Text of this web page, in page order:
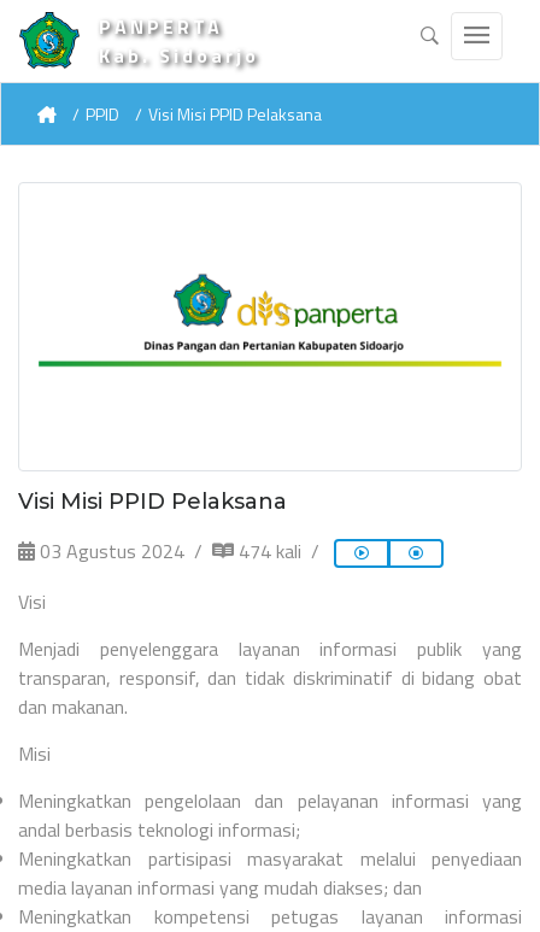
PANPERTA
Kab. Sidoarjo
PPID Visi Misi PPID Pelaksana
Visi Misi PPID Pelaksana
03 Agustus 2024
474 kali
Visi
Menjadi penyelenggara layanan informasi publik yang
transparan, responsif, dan tidak diskriminatif di bidang obat
dan makanan.
Misi
Meningkatkan pengelolaan dan pelayanan informasi yang
andal berbasis teknologi informasi;
Meningkatkan partisipasi masyarakat melalui penyediaan
media layanan informasi yang mudah diakses; dan
Meningkatkan kompetensi petugas layanan informasi